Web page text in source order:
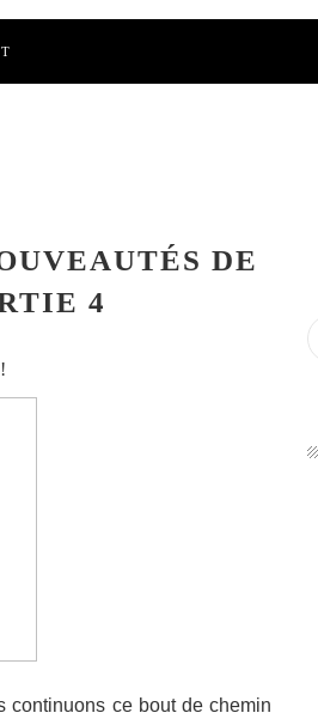
DE
4
continuons ce bout de chemin